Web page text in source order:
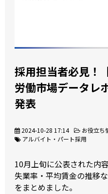
採用担当者必見！
労働市場データレ
発表
2024-10-28 17:14
お役立ち
アルバイト・パート採用
10月上旬に公表された内
失業率・平均賃金の推移
をまとめました。